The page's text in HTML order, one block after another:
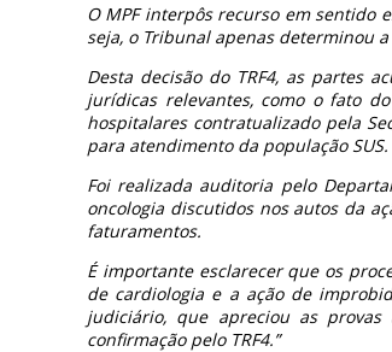
O MPF interpôs recurso em sentido
seja, o Tribunal apenas determinou
Desta decisão do TRF4, as partes
jurídicas relevantes, como o fato
hospitalares contratualizado pela
para atendimento da população SUS.
Foi realizada auditoria pelo
oncologia discutidos nos autos da
faturamentos.
É importante esclarecer que os
de cardiologia e a ação de
judiciário, que apreciou as provas
confirmação pelo TRF4.”